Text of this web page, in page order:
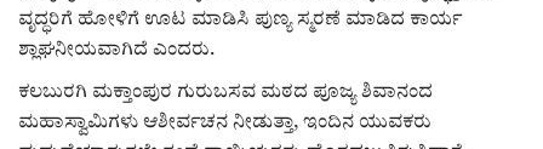
Digital Subscription
ವೃದ್ಧರಿಗೆ ಹೋಳಿಗೆ ಊಟ ಮಾಡಿಸಿ ಪುಣ್ಯ ಸ್ಮರಣೆ ಮಾಡಿದ ಕಾರ್ಯ
ಶ್ಲಾಘನೀಯವಾಗಿದೆ ಎಂದರು.
ಕಲಬುರಗಿ ಮಕ್ತಾಂಪುರ ಗುರುಬಸವ ಮಠದ ಪೂಜ್ಯ ಶಿವಾನಂದ
ಮಹಾಸ್ವಾಮಿಗಳು ಆಶೀರ್ವಚನ ನೀಡುತ್ತಾ, ಇಂದಿನ ಯುವಕರು